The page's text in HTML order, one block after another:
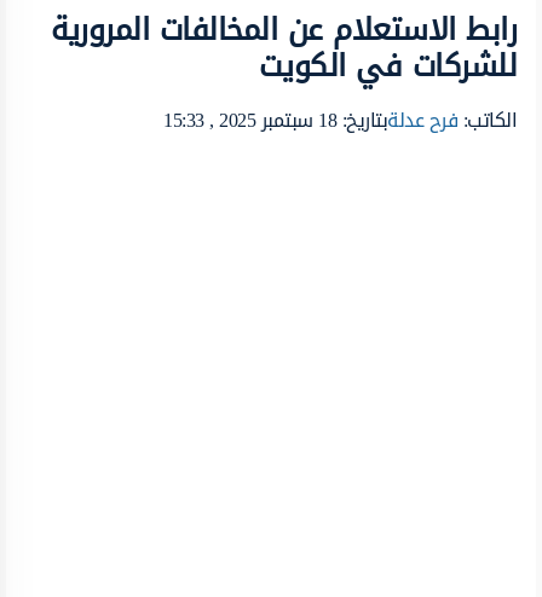
رابط الاستعلام عن المخالفات المرورية
للشركات في الكويت
الكاتب:فرح عدلةبتاريخ: 18 سبتمبر 2025 , 15:33